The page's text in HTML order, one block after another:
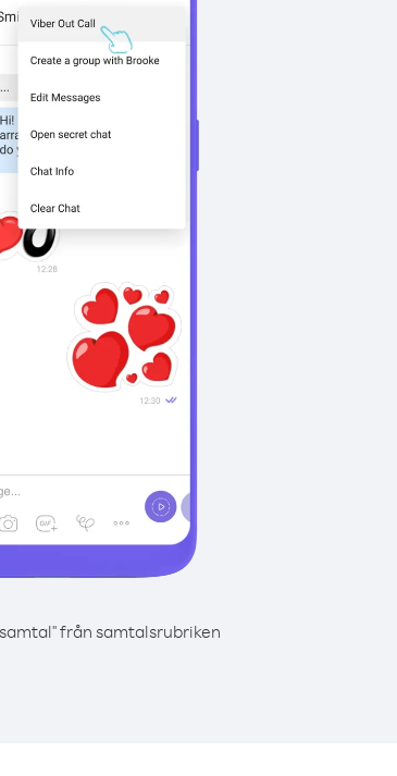
från samtalsrubriken